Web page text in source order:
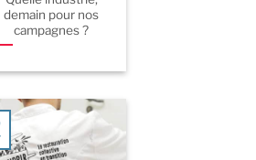
demain pour nos
campagnes ?